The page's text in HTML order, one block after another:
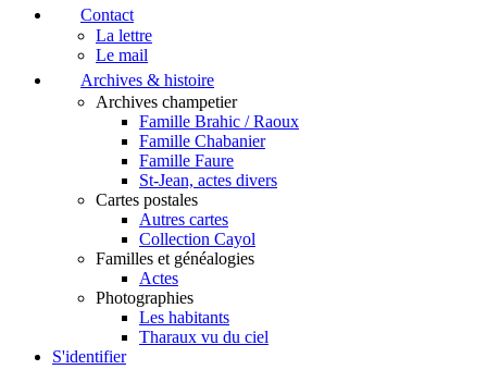
Contact
La lettre
Le mail
Archives & histoire
Archives champetier
Famille Brahic / Raoux
Famille Chabanier
Famille Faure
St-Jean, actes divers
Cartes postales
Autres cartes
Collection Cayol
Familles et généalogies
Actes
Photographies
Les habitants
Tharaux vu du ciel
S'identifier